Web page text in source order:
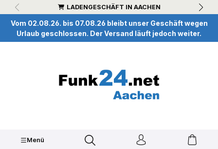
springen LADENGESCHÄFT IN AACHEN
Vom 02.08.26. bis 07.08.26 bleibt unser Geschäft wegen
Urlaub geschlossen. Der Versand läuft jedoch weiter.
Menü